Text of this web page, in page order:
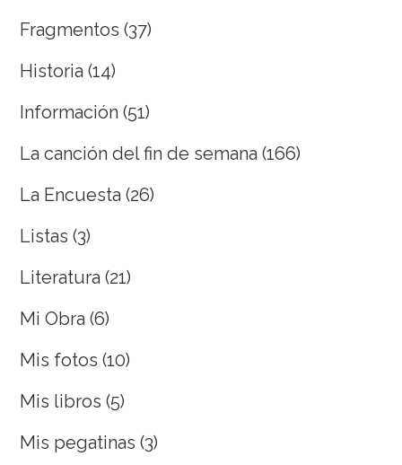
Fragmentos (37)
Historia (14)
Información (51)
La canción del fin de semana (166)
La Encuesta (26)
Listas (3)
Literatura (21)
Mi Obra (6)
Mis fotos (10)
Mis libros (5)
Mis pegatinas (3)